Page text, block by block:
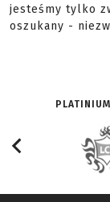
jesteśmy tylko
oszukany -